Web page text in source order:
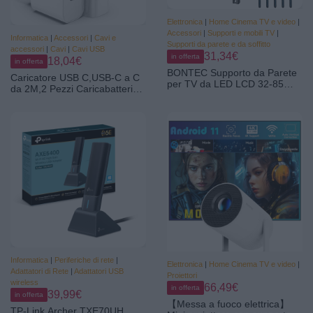
Informatica | Accessori | Cavi e
accessori | Cavi | Cavi USB
in offerta 18,04€
Caricatore USB C,USB-C a C
da 2M,2 Pezzi Caricabatterie
17/16/15/Plus/Air/Pro,Per
Galaxy S25/S24,Per
iPad/Pro/Min Tipo C Cavetto
Ricarica Charger Adattatore
Elettronica Home Cinema TV e video
Accessori
Supporti e mobili TV
Supporti da parete e da soffitto
in offerta 31,34€
BONTEC Supporto da Parete
per TV da LED LCD 32-85
Ultra Resistente a 60kg, Max
VESA 600x400mm
Informatica | Periferiche di rete |
Adattatori di Rete | Adattatori USB
wireless
in offerta 39,99€
TP-Link Archer TXE70UH
Elettronica | Home Cinema TV e video |
Proiettori
in offerta 66,49€
【Messa a fuoco elettrica】